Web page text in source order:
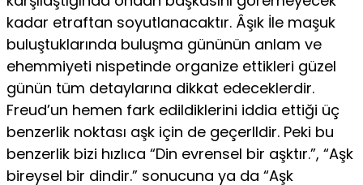
kadar etraftan soyutlanacaktır. Âşık İle maşuk
buluştuklarında buluşma gününün anlam ve
ehem­miyeti nispetinde organize ettikleri güzel
günün tüm detay­larına dikkat edeceklerdir.
Freud’un hemen fark edildiklerini iddia ettiği üç
benzerlik noktası aşk için de geçerlldir. Peki bu
benzerlik bizi hızlıca “Din evrensel bir aşktır.”, “Aşk
bireysel bir dindir.” sonucuna ya da “Aşk